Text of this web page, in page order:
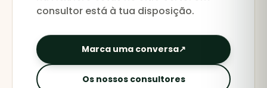
consultor está à tua disposição.
Marca uma conversa↗
Os nossos consultores